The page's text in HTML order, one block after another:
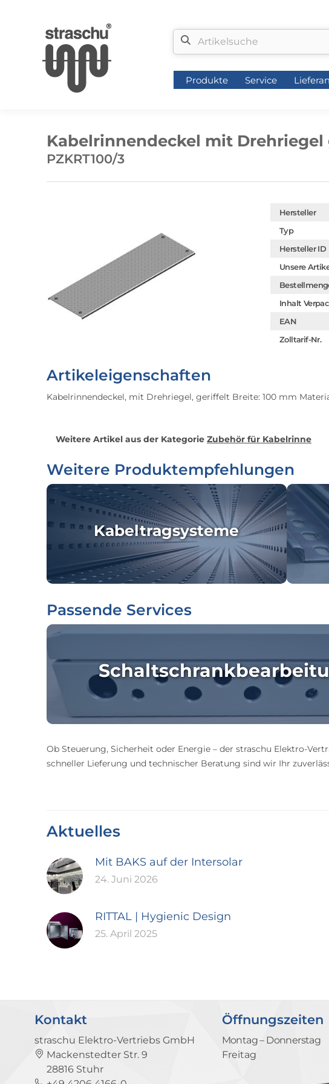
Produkte Service
Kabelrinnendeckel mit
PZKRT100/3
Hersteller
Typ
Hersteller ID
Unsere
Inhalt
EAN
Zolltarif-Nr.
Artikeleigenschaften
Kabelrinnendeckel, mit Drehriegel, geriffelt Breite: 100 mm
Weitere Artikel aus der Kategorie Zubehör für Kabelrinne
Weitere Produktempfehlungen
Kabeltragsysteme
Passende Services
Ob Steuerung, Sicherheit oder Energie – der straschu Elektro-
schneller Lieferung und technischer Beratung sind wir Ihr
Aktuelles
Mit BAKS auf der Intersolar
24. Juni 2026
RITTAL | Hygienic Design
25. April 2025
Kontakt
straschu Elektro-Vertriebs GmbH
Mackenstedter Str. 9
28816 Stuhr
Öffnungszeiten
Montag – Donnerstag
Freitag
Produkte Service